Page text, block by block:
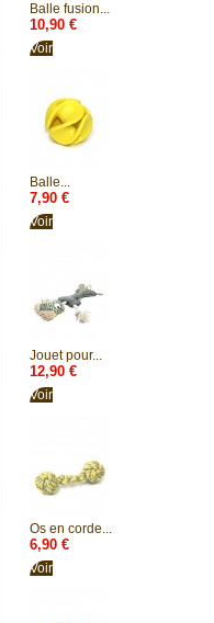
Balle fusion...
10,90 €
Voir
Balle...
7,90 €
Voir
Jouet pour...
12,90 €
Voir
Os en corde...
6,90 €
Voir